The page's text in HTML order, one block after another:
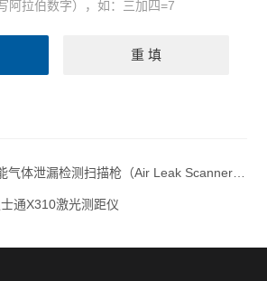
阿拉伯数字），如：三加四=7
体泄漏检测扫描枪（Air Leak Scanner）ALS-200
通X310激光测距仪